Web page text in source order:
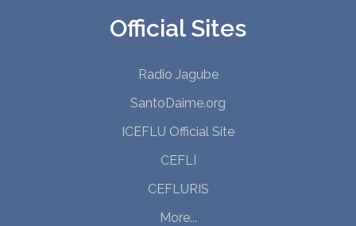
Official Sites
Radio Jagube
SantoDaime.org
ICEFLU Official Site
CEFLI
CEFLURIS
More...